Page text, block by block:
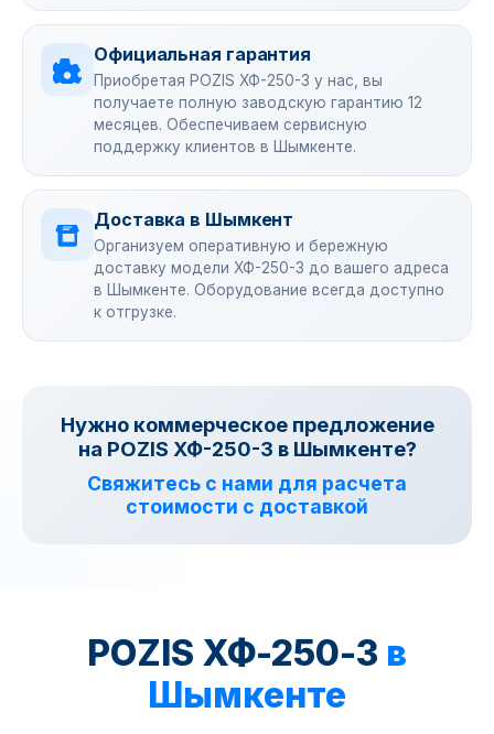
Официальная гарантия
Приобретая POZIS ХФ-250-3 у нас, вы
получаете полную заводскую гарантию 12
месяцев. Обеспечиваем сервисную
поддержку клиентов в Шымкенте.
Доставка в Шымкент
Организуем оперативную и бережную
доставку модели ХФ-250-3 до вашего адреса
в Шымкенте. Оборудование всегда доступно
к отгрузке.
Нужно коммерческое предложение
на POZIS ХФ-250-3 в Шымкенте?
Свяжитесь с нами для расчета
стоимости с доставкой
POZIS ХФ-250-3 в
Шымкенте